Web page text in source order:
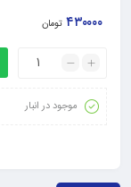
۴۳۰۰۰۰ تومان
موجود در انبار